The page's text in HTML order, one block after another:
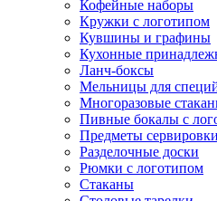
Кофейные наборы
Кружки с логотипом
Кувшины и графины
Кухонные
Ланч-боксы
Мельницы для
Многоразовые
Пивные бокалы с
Предметы сервировки
Разделочные доски
Рюмки с логотипом
Стаканы